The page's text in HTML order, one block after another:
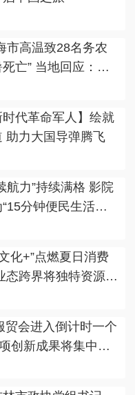
市高温致28名务农
亡” 当地回应：谣
时代革命军人】绘就
助力大国导弹腾飞
航力”持续满格 影院
分钟便民生活
化+”点燃夏日消费
态跨界将独特资源转
贸会进入倒计时一个
创新成果将集中发